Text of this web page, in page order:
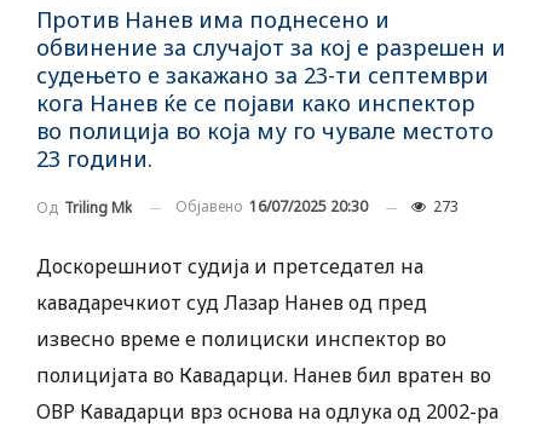
Против Нанев има поднесено и
обвинение за случајот за кој е разрешен и
судењето е закажано за 23-ти септември
кога Нанев ќе се појави како инспектор
во полиција во која му го чувале местото
23 години.
Од Triling Mk Објавено 16/07/2025 20:30 273
Доскорешниот судија и претседател на
кавадаречкиот суд Лазар Нанев од пред
извесно време е полициски инспектор во
полицијата во Кавадарци. Нанев бил вратен во
ОВР Кавадарци врз основа на одлука од 2002-ра